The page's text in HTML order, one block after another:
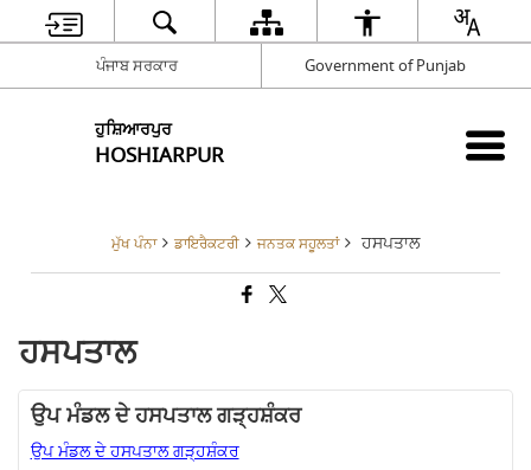
ਪੰਜਾਬ ਸਰਕਾਰ Government of Punjab
ਹੁਸ਼ਿਆਰਪੁਰ
HOSHIARPUR
ਮੁੱਖ ਪੰਨਾ ਡਾਇਰੈਕਟਰੀ ਜਨਤਕ ਸਹੂਲਤਾਂ ਹਸਪਤਾਲ
ਹਸਪਤਾਲ
ਉਪ ਮੰਡਲ ਦੇ ਹਸਪਤਾਲ ਗੜ੍ਹਸ਼ੰਕਰ
ਉਪ ਮੰਡਲ ਦੇ ਹਸਪਤਾਲ ਗੜ੍ਹਸ਼ੰਕਰ